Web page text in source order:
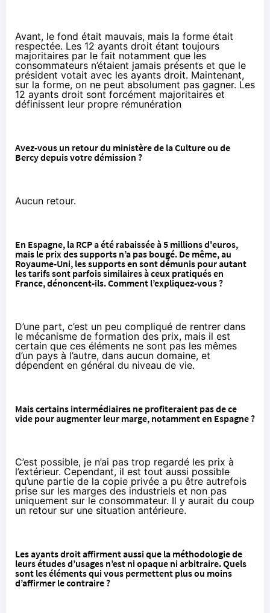
Avant, le fond était mauvais, mais la forme était
respectée. Les 12 ayants droit étant toujours
majoritaires par le fait notamment que les
consommateurs n’étaient jamais présents et que le
président votait avec les ayants droit. Maintenant,
sur la forme, on ne peut absolument pas gagner. Les
12 ayants droit sont forcément majoritaires et
définissent leur propre rémunération
Avez-vous un retour du ministère de la Culture ou de
Bercy depuis votre démission ?
Aucun retour.
En Espagne, la RCP a été rabaissée à 5 millions d'euros,
mais le prix des supports n’a pas bougé. De même, au
Royaume-Uni, les supports en sont démunis pour autant
les tarifs sont parfois similaires à ceux pratiqués en
France, dénoncent-ils. Comment l’expliquez-vous ?
D’une part, c’est un peu compliqué de rentrer dans
le mécanisme de formation des prix, mais il est
certain que ces éléments ne sont pas les mêmes
d’un pays à l’autre, dans aucun domaine, et
dépendent en général du niveau de vie.
Mais certains intermédiaires ne profiteraient pas de ce
vide pour augmenter leur marge, notamment en Espagne ?
C’est possible, je n’ai pas trop regardé les prix à
l’extérieur. Cependant, il est tout aussi possible
qu’une partie de la copie privée a pu être autrefois
prise sur les marges des industriels et non pas
uniquement sur le consommateur. Il y aurait du coup
un retour sur une situation antérieure.
Les ayants droit affirment aussi que la méthodologie de
leurs études d’usages n’est ni opaque ni arbitraire. Quels
sont les éléments qui vous permettent plus ou moins
d’affirmer le contraire ?